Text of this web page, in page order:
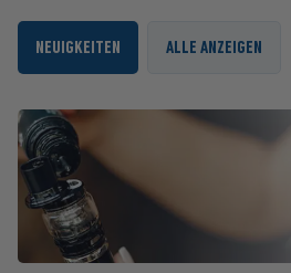
NEUIGKEITEN ALLE ANZEIGEN